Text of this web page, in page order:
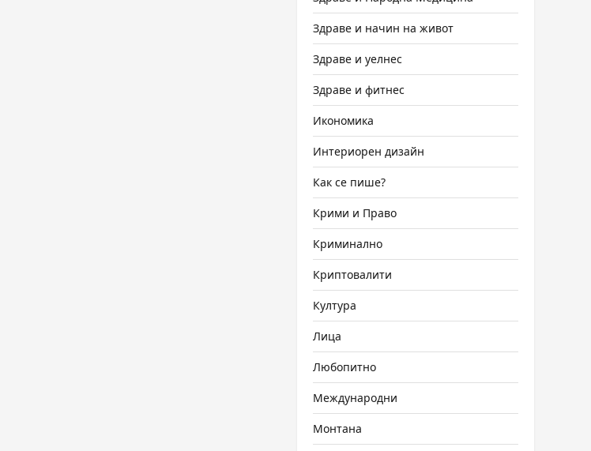
Здраве и начин на живот
Здраве и уелнес
Здраве и фитнес
Икономика
Интериорен дизайн
Как се пише?
Крими и Право
Криминално
Криптовалити
Култура
Лица
Любопитно
Международни
Монтана